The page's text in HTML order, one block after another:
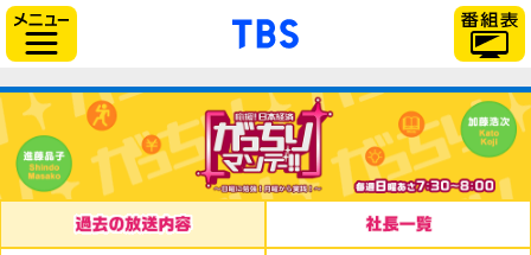
「TBSテレビ」トップペ